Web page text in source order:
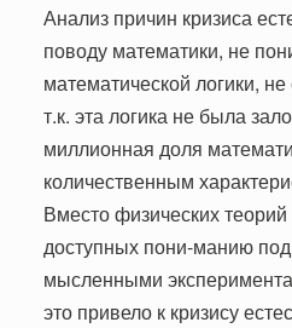
Анализ причин кризиса
поводу математики, не
математической логики,
т.к. эта логика не была
миллионная доля
количественным
Вместо физических
доступных пони-манию
мысленными
это привело к кризису